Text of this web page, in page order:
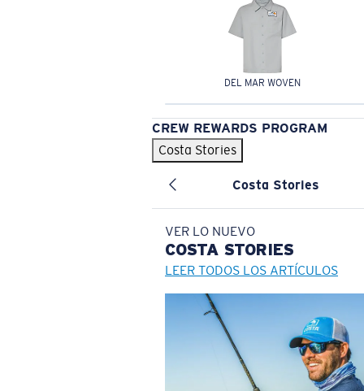
DEL MAR WOVEN
CREW REWARDS PROGRAM
Costa Stories
Costa Stories
VER LO NUEVO
COSTA STORIES
LEER TODOS LOS ARTÍCULOS